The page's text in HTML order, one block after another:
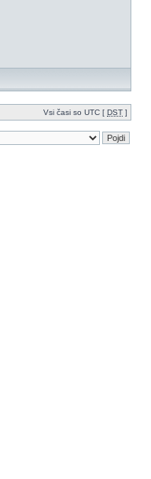
Vsi časi so UTC [ DST ]